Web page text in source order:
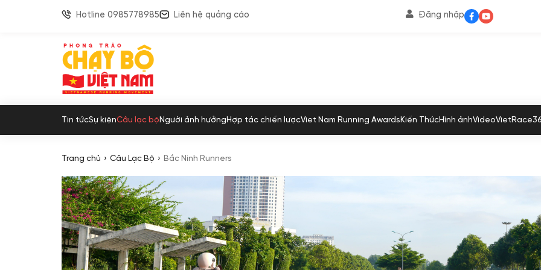
Hotline 0985778985 Liên hệ quảng cáo Đăng nhập
Tin tứcSự kiệnCâu lạc bộ Người ảnh hưởng Hợp tác chiến lượcViet Nam Running Awards Kiến ThứcHình ảnhVideo
Trang chủ Câu Lạc Bộ Bắc Ninh Runners